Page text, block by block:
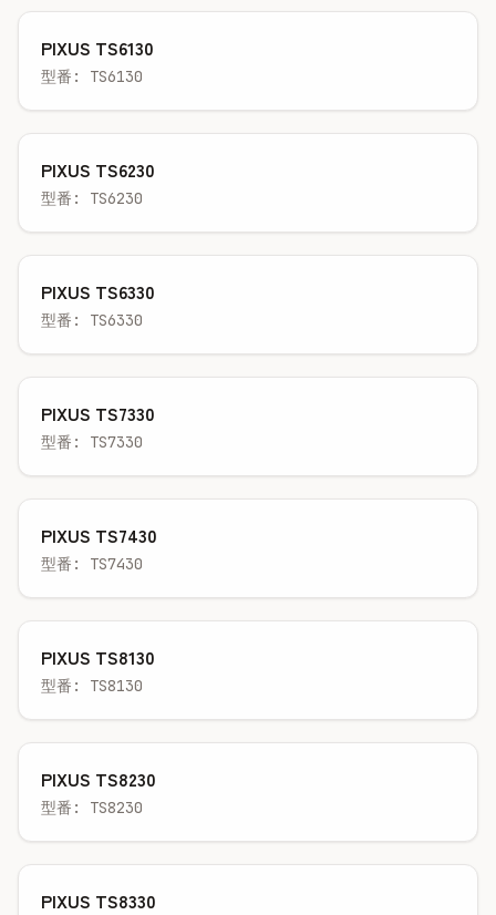
PIXUS TS6130
型番: TS6130
PIXUS TS6230
型番: TS6230
PIXUS TS6330
型番: TS6330
PIXUS TS7330
型番: TS7330
PIXUS TS7430
型番: TS7430
PIXUS TS8130
型番: TS8130
PIXUS TS8230
型番: TS8230
PIXUS TS8330